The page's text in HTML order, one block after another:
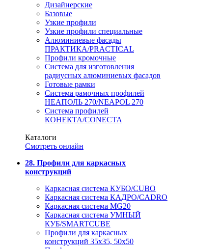
Дизайнерские
Базовые
Узкие профили
Узкие профили специальные
Алюминиевые фасады
ПРАКТИКА/PRACTICAL
Профили кромочные
Система для изготовления
радиусных алюминиевых фасадов
Готовые рамки
Система рамочных профилей
НЕАПОЛЬ 270/NEAPOL 270
Система профилей
КОНЕКТА/CONECTA
Каталоги
Смотреть онлайн
28. Профили для каркасных
конструкций
Каркасная система КУБО/CUBO
Каркасная система КАДРО/CADRO
Каркасная система MG20
Каркасная система УМНЫЙ
КУБ/SMARTCUBE
Профили для каркасных
конструкций 35x35, 50x50